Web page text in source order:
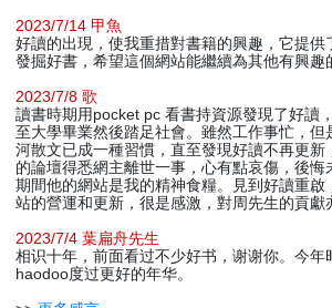
2023/7/14 甲魚
好讀的出現，使我重措對書籍的興趣，它提供
發掘好書，希望這個網站能繼續為其他有興趣
2023/7/8 歌
讀書時期用pocket pc 看書持資源發現了好讀
至大學畢業然後踏足社會。雖然工作事忙，但
河散文已成一種習慣，直至發現好讀不再更新
的論壇得悉網主離世一事，心有點哀傷，後悔
期間他的網站是我的精神食糧。見到好讀重啟
站的營運和更新，很是感激，對周先生的貢獻
2023/7/4 葉扁舟先生
相识十年，前面看过不少好书，谢谢你。今年
haodoo度过更好的年华。